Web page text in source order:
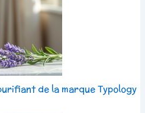
de la marque Typology